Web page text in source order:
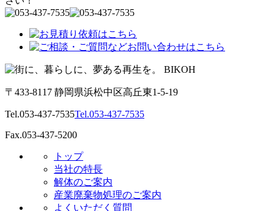
〒433-8117 静岡県浜松中区高丘東1-5-19
Tel.053-437-7535Tel.053-437-7535
Fax.053-437-5200
トップ
当社の特長
解体のご案内
産業廃棄物処理のご案内
よくいただく質問